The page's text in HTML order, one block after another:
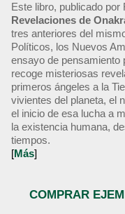
Este libro, publicado
Revelaciones de
tres anteriores del
Políticos, los Nuevos
ensayo de pensamiento
recoge misteriosas
primeros ángeles a la
vivientes del planeta, el
el inicio de esa lucha a
la existencia humana,
tiempos.
[Más]
COMPRAR